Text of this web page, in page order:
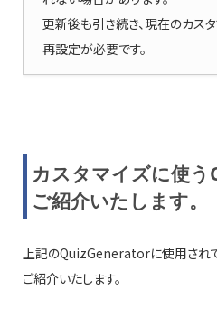
更新後も引き続き、現在のカス
再設定が必要です。
カスタマイズに使う
ご紹介いたします。
上記のQuizGeneratorに使用され
ご紹介いたします。